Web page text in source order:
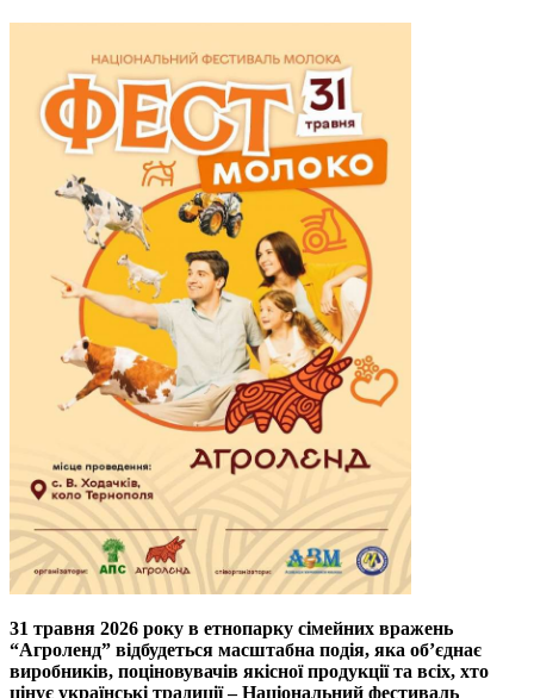
31 травня 2026 року в етнопарку сімейних вражень
“Агроленд” відбудеться масштабна подія, яка об’єднає
виробників, поціновувачів якісної продукції та всіх, хто
цінує українські традиції – Національний фестиваль